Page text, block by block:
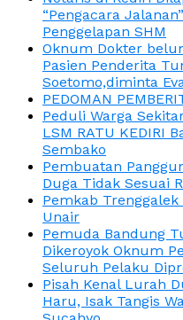
“Pengacara
Penggelapan SHM
Oknum Dokter
Pasien Penderita
Soetomo,diminta
PEDOMAN
Peduli Warga
LSM RATU KEDIRI
Sembako
Pembuatan
Duga Tidak Sesuai
Pemkab
Unair
Pemuda Bandung
Dikeroyok Oknum
Seluruh Pelaku
Pisah Kenal Lurah
Haru, Isak Tangis